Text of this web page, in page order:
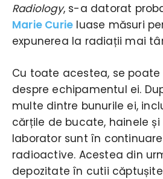
Radiology, s-a datorat
Marie Curie luase măsuri
expunerea la radiații mai
Cu toate acestea, se
despre echipamentul ei.
multe dintre bunurile ei,
cărțile de bucate, hainele
laborator sunt în
radioactive. Acestea din
depozitate în cutii